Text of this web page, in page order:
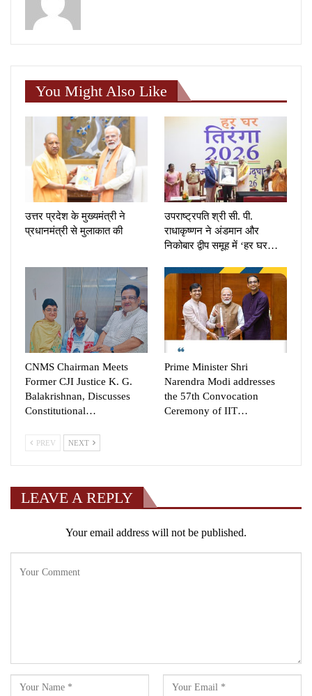
You Might Also Like
उत्तर प्रदेश के मुख्यमंत्री ने
प्रधानमंत्री से मुलाकात की
उपराष्ट्रपति श्री सी. पी.
राधाकृष्णन ने अंडमान और
निकोबार द्वीप समूह में ‘हर घर…
CNMS Chairman Meets
Former CJI Justice K. G.
Balakrishnan, Discusses
Constitutional…
Prime Minister Shri
Narendra Modi addresses
the 57th Convocation
Ceremony of IIT…
PREV NEXT
LEAVE A REPLY
Your email address will not be published.